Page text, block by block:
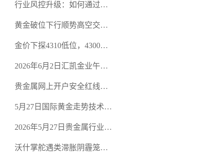
行业风控升级：如何通过正
规黄金开户交易平台？
黄金破位下行顺势高空交易
金价下探4310低位，4300关
2026年6月2日汇凯金业午盘
空头清算算法如何布防？
贵金属网上开户安全红线：
恶意洗盘陷阱
5月27日国际黄金走势技术盘
规黄金平台全方位行情解析
2026年5月27日贵金属行业新
正规贵金属开户平台迎开户
沃什掌舵遇类滞胀阴霾笼